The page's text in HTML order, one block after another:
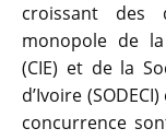
croissant des
monopole de la
(CIE) et de la
d’Ivoire
concurrence